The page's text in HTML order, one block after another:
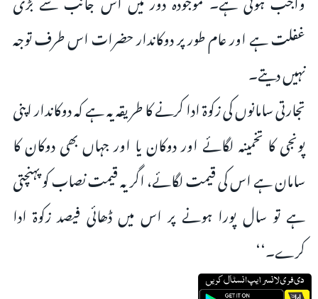
غفلت ہے اور عام طور پر دوکاندار حضرات اس طرف توجہ
نہیں دیتے۔
تجارتی سامانوں کی زکوۃ ادا کرنے کا طریقہ یہ ہے کہ دوکاندار اپنی
پونجی کا تخمینہ لگائے اور دوکان یا اور جہاں بھی دوکان کا
سامان ہے اس کی قیمت لگائے، اگریہ قیمت نصاب کو پہنچتی
ہے تو سال پورا ہونے پر اس میں ڈھائی فیصد زکوۃ ادا
کرے۔‘‘